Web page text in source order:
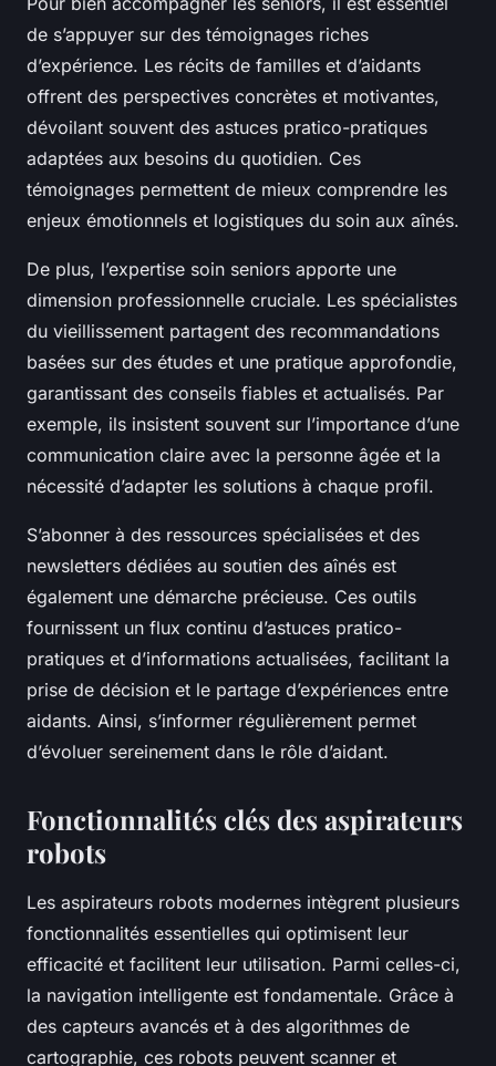
de s’appuyer sur des témoignages riches
d’expérience. Les récits de familles et d’aidants
offrent des perspectives concrètes et motivantes,
dévoilant souvent des astuces pratico-pratiques
adaptées aux besoins du quotidien. Ces
témoignages permettent de mieux comprendre les
enjeux émotionnels et logistiques du soin aux aînés.
De plus, l’expertise soin seniors apporte une
dimension professionnelle cruciale. Les spécialistes
du vieillissement partagent des recommandations
basées sur des études et une pratique approfondie,
garantissant des conseils fiables et actualisés. Par
exemple, ils insistent souvent sur l’importance d’une
communication claire avec la personne âgée et la
nécessité d’adapter les solutions à chaque profil.
S’abonner à des ressources spécialisées et des
newsletters dédiées au soutien des aînés est
également une démarche précieuse. Ces outils
fournissent un flux continu d’astuces pratico-
pratiques et d’informations actualisées, facilitant la
prise de décision et le partage d’expériences entre
aidants. Ainsi, s’informer régulièrement permet
d’évoluer sereinement dans le rôle d’aidant.
Fonctionnalités clés des aspirateurs
robots
Les aspirateurs robots modernes intègrent plusieurs
fonctionnalités essentielles qui optimisent leur
efficacité et facilitent leur utilisation. Parmi celles-ci,
la navigation intelligente est fondamentale. Grâce à
des capteurs avancés et à des algorithmes de
cartographie, ces robots peuvent scanner et